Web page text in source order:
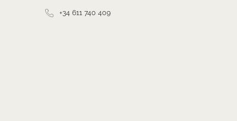
+34 611 740 409